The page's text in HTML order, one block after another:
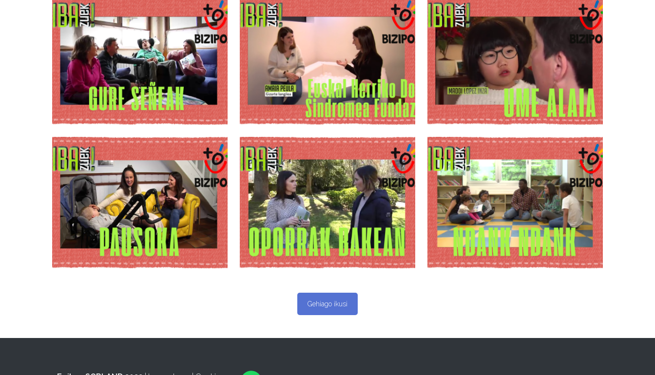
Uztaila 9, 2026
Biba Zuek!
saioan
EHDown
Sindromea
fundazioko
kideak Anabel
Arraizarekin
Uztaila 9, 2026
Biba Zuek!
saioan Ume
Alaia
elkarteko
kideak Anabel
Arraizarekin
Uztaila 9, 2026
Biba Zuek!
saioan
Oporrak
bakean
elkarteko
kideak Anabel
Arraizarekin
Uztaila 9, 2026
Biba Zuek!
saioan Ndank
Ndank
elkarteko
kideak Anabel
Arraizarekin
Gehiago ikusi